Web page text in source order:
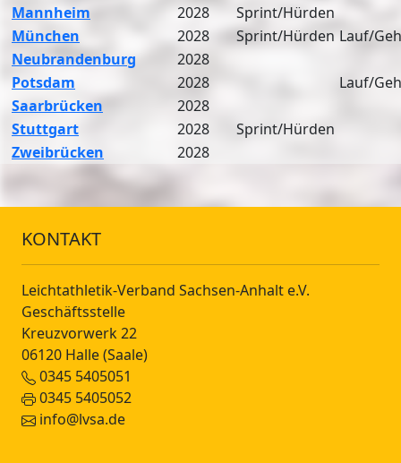
Mannheim
2028
Sprint/Hürden
München
2028 Sprint/Hürden Lauf/
Neubrandenburg
2028
Potsdam
2028
Lauf/
Saarbrücken
2028
Stuttgart
2028
Sprint/Hürden
Zweibrücken
2028
KONTAKT
Leichtathletik-Verband Sachsen-Anhalt e.V.
Geschäftsstelle
Kreuzvorwerk 22
06120 Halle (Saale)
0345 5405051
0345 5405052
info@lvsa.de